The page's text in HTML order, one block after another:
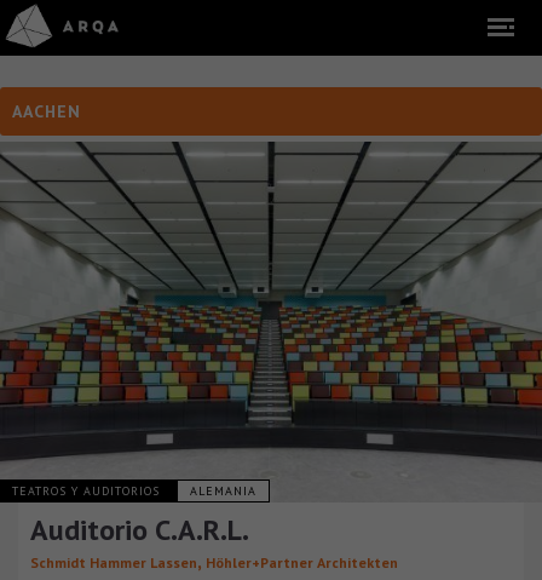
AACHEN
TEATROS Y AUDITORIOS ALEMANIA
Auditorio C.A.R.L.
Schmidt Hammer Lassen, Höhler+Partner Architekten